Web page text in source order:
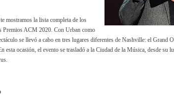
mostramos la lista completa de los
Premios ACM 2020. Con Urban como
se llevó a cabo en tres lugares diferentes de Nashville: el
esta ocasión, el evento se trasladó a la Ciudad de la Música, desde su